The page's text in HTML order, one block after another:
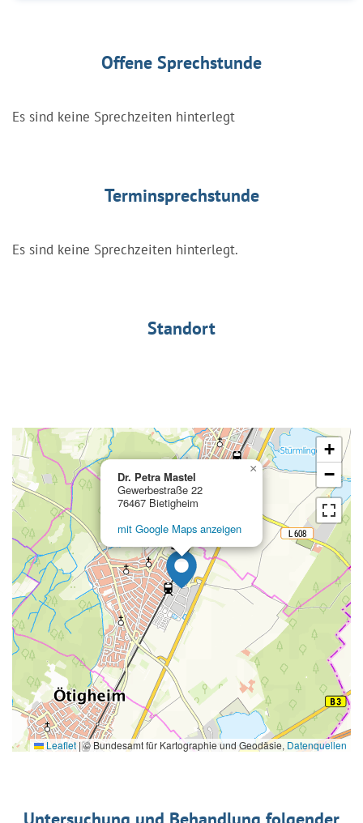
Offene Sprechstunde
Es sind keine Sprechzeiten hinterlegt
Terminsprechstunde
Es sind keine Sprechzeiten hinterlegt.
Standort
Dr. Petra Mastel
Gewerbestraße 22
76467 Bietigheim
mit Google Maps anzeigen
×
+
−
Leaflet |© Bundesamt für Kartographie und Geodäsie, Datenquellen